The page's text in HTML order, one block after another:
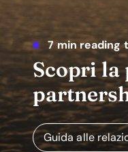
7 min reading
Scopri la
Guida alle